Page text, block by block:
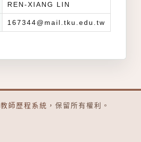
REN-XIANG LIN
167344@mail.tku.edu.tw
教師歷程系統 ，保留所有權利。